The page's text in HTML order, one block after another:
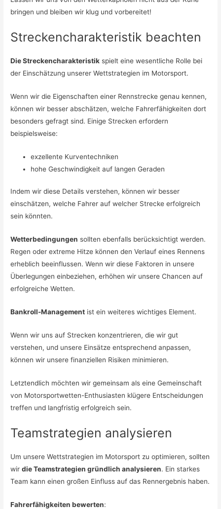
bringen und bleiben wir klug und vorbereitet!
Streckencharakteristik beachten
Die Streckencharakteristik spielt eine wesentliche Rolle bei
der Einschätzung unserer Wettstrategien im Motorsport.
Wenn wir die Eigenschaften einer Rennstrecke genau kennen,
können wir besser abschätzen, welche Fahrerfähigkeiten dort
besonders gefragt sind. Einige Strecken erfordern
beispielsweise:
exzellente Kurventechniken
hohe Geschwindigkeit auf langen Geraden
Indem wir diese Details verstehen, können wir besser
einschätzen, welche Fahrer auf welcher Strecke erfolgreich
sein könnten.
Wetterbedingungen sollten ebenfalls berücksichtigt werden.
Regen oder extreme Hitze können den Verlauf eines Rennens
erheblich beeinflussen. Wenn wir diese Faktoren in unsere
Überlegungen einbeziehen, erhöhen wir unsere Chancen auf
erfolgreiche Wetten.
Bankroll-Management ist ein weiteres wichtiges Element.
Wenn wir uns auf Strecken konzentrieren, die wir gut
verstehen, und unsere Einsätze entsprechend anpassen,
können wir unsere finanziellen Risiken minimieren.
Letztendlich möchten wir gemeinsam als eine Gemeinschaft
von Motorsportwetten-Enthusiasten klügere Entscheidungen
treffen und langfristig erfolgreich sein.
Teamstrategien analysieren
Um unsere Wettstrategien im Motorsport zu optimieren, sollten
wirdie Teamstrategien gründlich analysieren. Ein starkes
Team kann einen großen Einfluss auf das Rennergebnis haben.
Fahrerfähigkeiten bewerten: